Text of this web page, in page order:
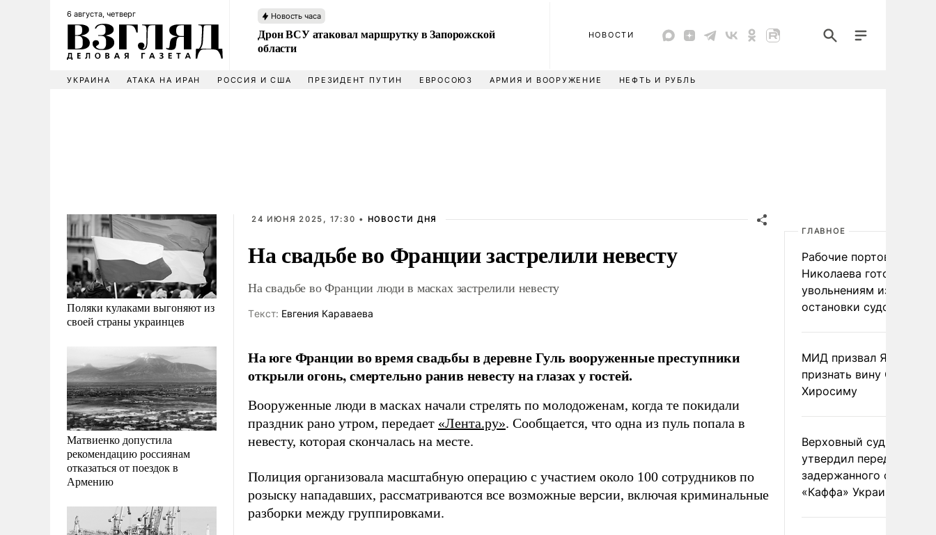
6 августа, четверг Новость часа
Дрон ВСУ атаковал маршрутку в Запорожской
области
НОВОСТИ
УКРАИНА АТАКА НА ИРАН РОССИЯ И США ПРЕЗИДЕНТ ПУТИН ЕВРОСОЮЗ АРМИЯ И ВООРУЖЕНИЕ НЕФТЬ И РУБЛЬ
Поляки кулаками выгоняют из
своей страны украинцев
Матвиенко допустила
рекомендацию россиянам
отказаться от поездок в
Армению
24 ИЮНЯ 2025, 17:30 • НОВОСТИ ДНЯ
На свадьбе во Франции застрелили невесту
На свадьбе во Франции люди в масках застрелили невесту
Tекст: Евгения Караваева
На юге Франции во время свадьбы в деревне Гуль вооруженные преступники
открыли огонь, смертельно ранив невесту на глазах у гостей.
Вооруженные люди в масках начали стрелять по молодоженам, когда те покидали
праздник рано утром, передает «Лента.ру». Сообщается, что одна из пуль попала в
невесту, которая скончалась на месте.
Полиция организовала масштабную операцию с участием около 100 сотрудников по
розыску нападавших, рассматриваются все возможные версии, включая криминальные
разборки между группировками.
ГЛАВНОЕ
Рабочие портов
Николаева готовятся к
увольнениям из-за
остановки судоходства
МИД призвал Японию
признать вину США за
Хиросиму
Верховный суд Швеции
утвердил передачу
задержанного
«Каффа» Украине